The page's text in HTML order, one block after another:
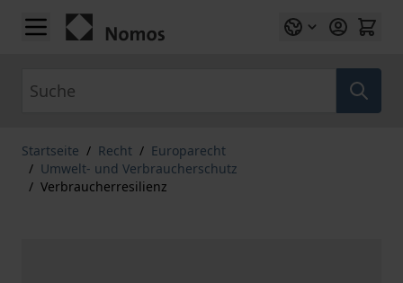
Zum Inhalt springen
Startseite / Recht / Europarecht
/ Umwelt- und Verbraucherschutz
/ Verbraucherresilienz